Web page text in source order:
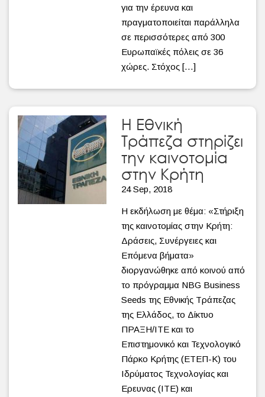
για την έρευνα και
πραγματοποιείται παράλληλα
σε περισσότερες από 300
Ευρωπαϊκές πόλεις σε 36
χώρες. Στόχος […]
Η Εθνική
Τράπεζα στηρίζει
την καινοτομία
στην Κρήτη
24 Sep, 2018
Η εκδήλωση με θέμα: «Στήριξη
της καινοτομίας στην Κρήτη:
Δράσεις, Συνέργειες και
Επόμενα βήματα»
διοργανώθηκε από κοινού από
το πρόγραμμα NBG Business
Seeds της Εθνικής Τράπεζας
της Ελλάδος, το Δίκτυο
ΠΡΑΞΗ/ΙΤΕ και το
Επιστημονικό και Τεχνολογικό
Πάρκο Κρήτης (ΕΤΕΠ-Κ) του
Ιδρύματος Τεχνολογίας και
Ερευνας (ΙΤΕ) και